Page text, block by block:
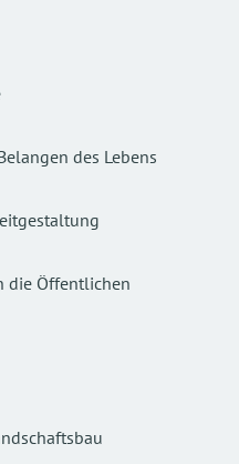
des Lebens
die Öffentlichen